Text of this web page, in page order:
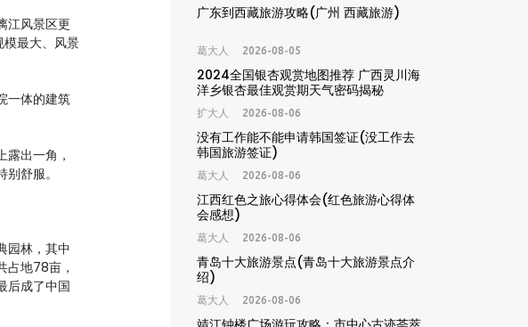
江风景区更
模最大、风景
一体的建筑
出一角，
舒服。
园林，其中
占地78亩，
后成了中国
广东到西藏旅游攻略(广州 西藏旅游)
葛大人 2026-08-05
2024全国银杏观赏地图推荐 广西灵川海
洋乡银杏最佳观赏期天气密码揭秘
扩大人 2026-08-06
没有工作能不能申请韩国签证(没工作去
韩国旅游签证)
葛大人 2026-08-06
江西红色之旅心得体会(红色旅游心得体
会感想)
葛大人 2026-08-06
青岛十大旅游景点(青岛十大旅游景点介
绍)
葛大人 2026-08-06